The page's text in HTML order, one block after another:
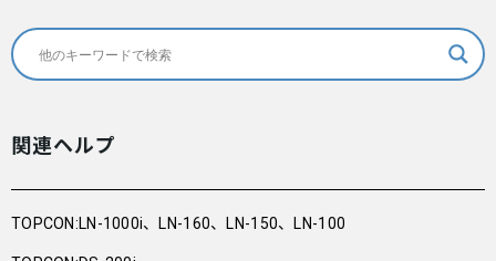
関連ヘルプ
TOPCON:LN-1000i、LN-160、LN-150、LN-100